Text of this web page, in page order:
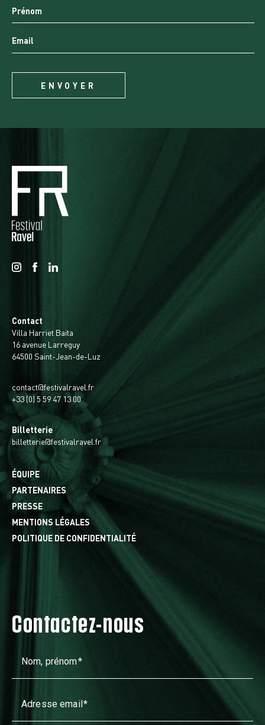
Contact
Villa Harriet Baita
16 avenue Larreguy
64500 Saint-Jean-de-Luz
contact@festivalravel.fr
+33 (0) 5 59 47 13 00
Billetterie
billetterie@festivalravel.fr
ÉQUIPE
PARTENAIRES
PRESSE
MENTIONS LÉGALES
POLITIQUE DE CONFIDENTIALITÉ
Contactez-nous
Nom, prénom
Adresse email